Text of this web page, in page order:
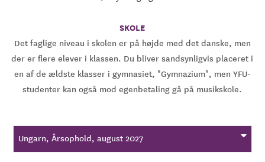
SKOLE
Det faglige niveau i skolen er på højde med det danske, men
der er flere elever i klassen. Du bliver sandsynligvis placeret i
en af de ældste klasser i gymnasiet, "Gymnazium", men YFU-
studenter kan også mod egenbetaling gå på musikskole.
Ungarn, Årsophold, august 2027